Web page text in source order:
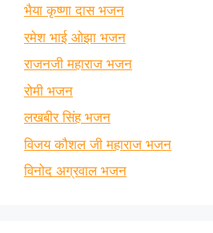
भैया कृष्णा दास भजन
रमेश भाई ओझा भजन
राजनजी महाराज भजन
रोमी भजन
लखबीर सिंह भजन
विजय कौशल जी महाराज भजन
विनोद अग्रवाल भजन